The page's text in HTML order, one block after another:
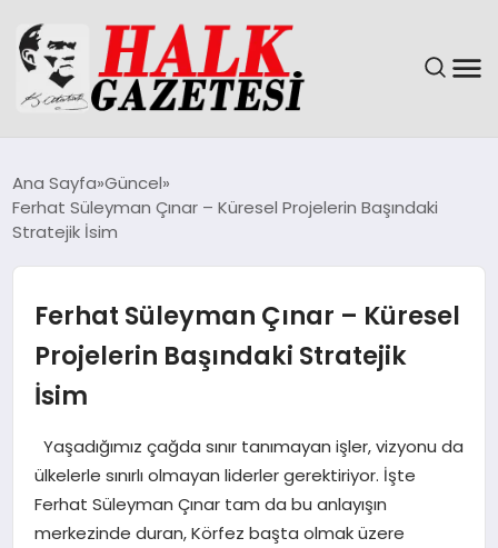
DÜNYA
MAGAZIN
SAĞLIK
SIYASET
Ana Sayfa Güncel
Ferhat Süleyman Çınar – Küresel Projelerin Başındaki
Stratejik İsim
Ferhat Süleyman Çınar – Küresel
Projelerin Başındaki Stratejik
İsim
Yaşadığımız çağda sınır tanımayan işler, vizyonu da
ülkelerle sınırlı olmayan liderler gerektiriyor. İşte
Ferhat Süleyman Çınar tam da bu anlayışın
merkezinde duran, Körfez başta olmak üzere